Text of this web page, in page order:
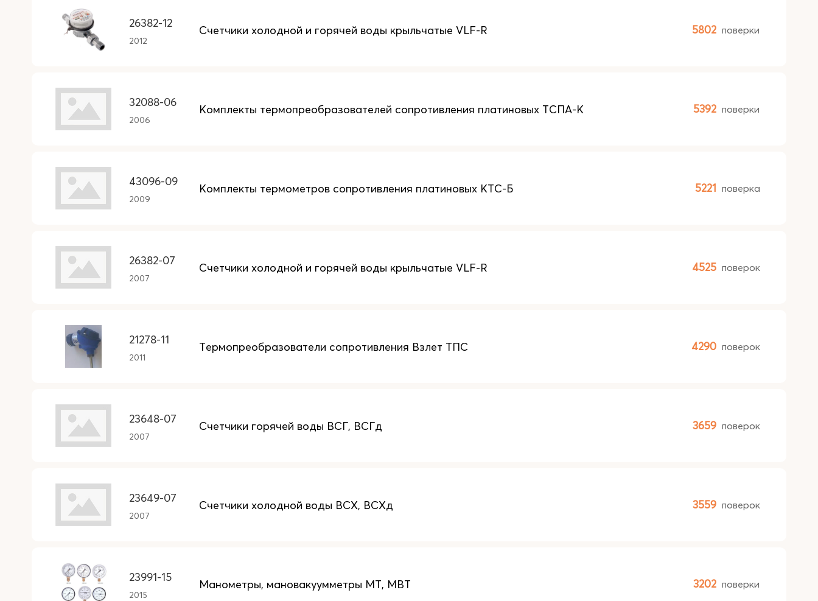
26382-12
2012
Счетчики холодной и горячей воды крыльчатые VLF-R 5802 поверки
32088-06
2006
Комплекты термопреобразователей сопротивления платиновых ТСПА-К 5392 поверки
43096-09
2009
Комплекты термометров сопротивления платиновых КТС-Б 5221 поверка
26382-07
2007
Счетчики холодной и горячей воды крыльчатые VLF-R 4525 поверок
21278-11
2011
Термопреобразователи сопротивления Взлет ТПС 4290 поверок
23648-07
2007
Счетчики горячей воды ВСГ, ВСГд 3659 поверок
23649-07
2007
Счетчики холодной воды ВСХ, ВСХд 3559 поверок
23991-15
2015
Манометры, мановакуумметры МТ, МВТ 3202 поверки